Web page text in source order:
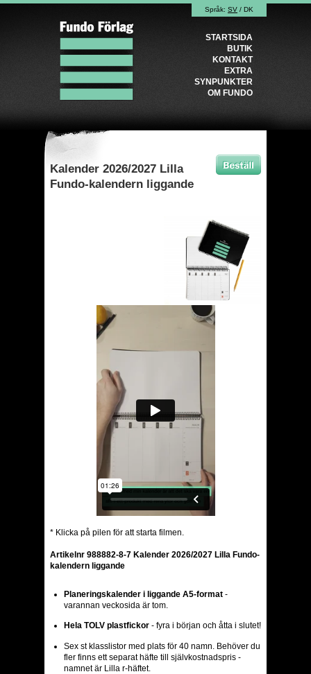
Språk: SV / DK
STARTSIDA
BUTIK
KONTAKT
EXTRA
SYNPUNKTER
OM FUNDO
Kalender 2026/2027 Lilla
Fundo-kalendern liggande
* Klicka på pilen för att starta filmen.
Artikelnr 988882-8-7 Kalender 2026/2027 Lilla Fundo-
kalendern liggande
Planeringskalender i liggande A5-format -
varannan veckosida är tom.
Hela TOLV plastfickor - fyra i början och åtta i slutet!
Sex st klasslistor med plats för 40 namn. Behöver du
fler finns ett separat häfte till självkostnadspris -
namnet är Lilla r-häftet.